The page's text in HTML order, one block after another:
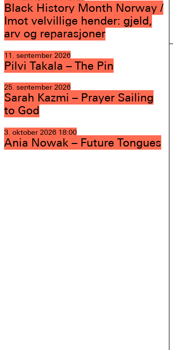
Black History Month Norway /
Imot velvillige hender: gjeld,
arv og reparasjoner
11. september 2026
Pilvi Takala – The Pin
25. september 2026
Sarah Kazmi – Prayer Sailing
to God
3. oktober 2026 18:00
Ania Nowak – Future Tongues